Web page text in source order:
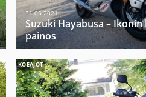
31.05.2021
Suzuki Hayabusa – Ikonin
painos
KOEAJOT